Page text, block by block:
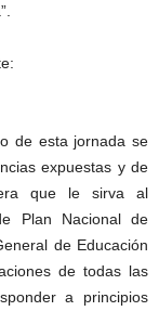
de esta jornada se
expuestas y de
que le sirva al
Plan Nacional de
de Educación
de todas las
a principios